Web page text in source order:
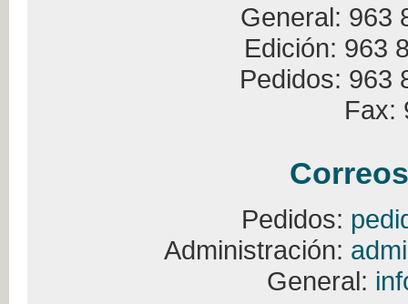
General: 963
Edición: 963
Pedidos: 963
Fax:
Pedidos:
Administración:
General: